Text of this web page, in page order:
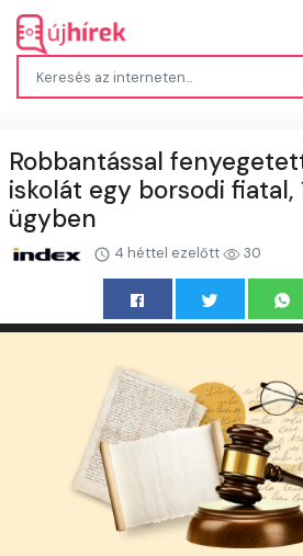
Robbantással
iskolát egy borsodi
ügyben
4 héttel ezelőtt 30